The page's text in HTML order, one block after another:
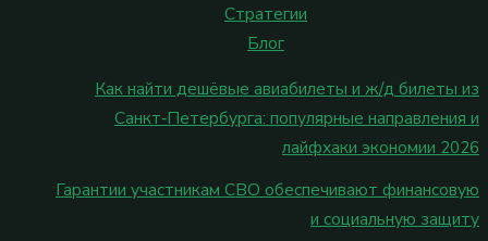
Стратегии
Блог
Как найти дешёвые авиабилеты и ж/д билеты из
Санкт‑Петербурга: популярные направления и
лайфхаки экономии 2026
Гарантии участникам СВО обеспечивают финансовую
и социальную защиту